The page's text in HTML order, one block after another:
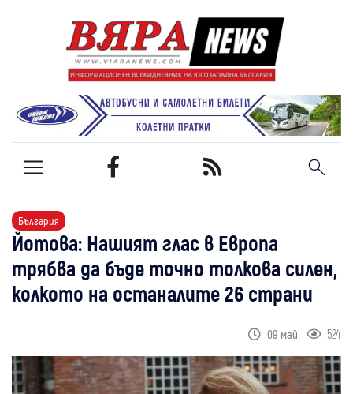
България
Йотова: Нашият глас в Европа
трябва да бъде точно толкова силен,
колкото на останалите 26 страни
09 май 524